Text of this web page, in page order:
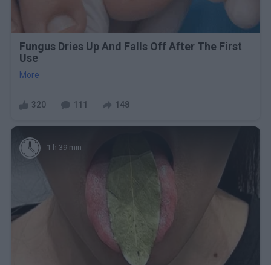
Fungus Dries Up And Falls Off After The First
Use
More
320 111 148
1 h 39 min